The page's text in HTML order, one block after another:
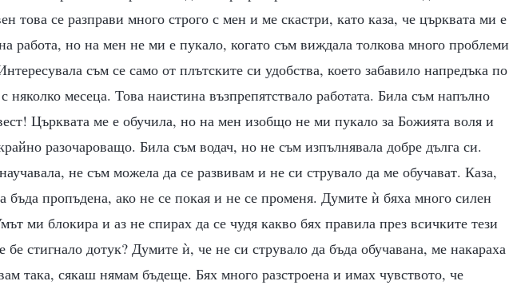
това се разправи много строго с мен и ме скастри, като каза, че църквата ми е
работа, но на мен не ми е пукало, когато съм виждала толкова много проблеми
съм се само от плътските си удобства, което забавило напредъка по
няколко месеца. Това наистина възпрепятствало работата. Била съм напълно
Църквата ме е обучила, но на мен изобщо не ми пукало за Божията воля и
разочароващо. Била съм водач, но не съм изпълнявала добре дълга си.
не съм можела да се развивам и не си струвало да ме обучават. Каза,
бъда пропъдена, ако не се покая и не се променя. Думите ѝ бяха много силен
ми блокира и аз не спирах да се чудя какво бях правила през всичките тези
бе стигнало дотук? Думите ѝ, че не си струвало да бъда обучавана, ме накараха
така, сякаш нямам бъдеще. Бях много разстроена и имах чувството, че